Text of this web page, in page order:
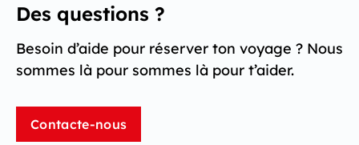
Des questions ?
Besoin d’aide pour réserver ton voyage ? Nous
sommes là pour sommes là pour t’aider.
Contacte-nous